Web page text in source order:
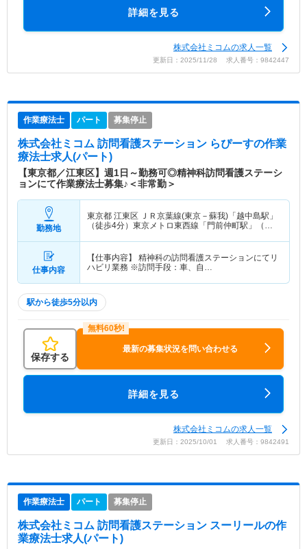
詳細を見る
株式会社ミコムの求人一覧
更新日：2025/11/28 求人番号：9842447
作業療法士 パート 募集停止
株式会社ミコム 訪問看護ステーション らぴーすの作業
療法士求人(パート)
【東京都／江東区】週1日～勤務可◎精神科訪問看護ステーシ
ョンにて作業療法士募集♪＜非常勤＞
勤務地
東京都 江東区
ＪＲ京葉線(東京－蘇我)「越中島駅」
（徒歩4分）東京メトロ東西線「門前仲町駅」（徒
仕事内容
【仕事内容】 精神科の訪問看護ステーションにてリ
ハビリ業務 ※訪問手段：車、自…
駅から徒歩5分以内
保存する
最新の募集状況を問い合わせる
詳細を見る
株式会社ミコムの求人一覧
更新日：2025/10/01 求人番号：9842491
作業療法士 パート 募集停止
株式会社ミコム 訪問看護ステーション スーリールの作
業療法士求人(パート)